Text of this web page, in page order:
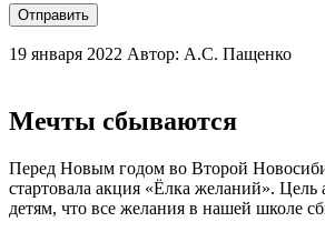
Отправить
19 января 2022 Автор: А.С. Пащенко
Мечты сбываются
Перед Новым годом во Второй
стартовала акция «Ёлка желаний». Цель
детям, что все желания в нашей школе